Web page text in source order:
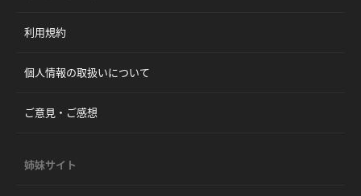
利用規約
個人情報の取扱いについて
ご意見・ご感想
姉妹サイト